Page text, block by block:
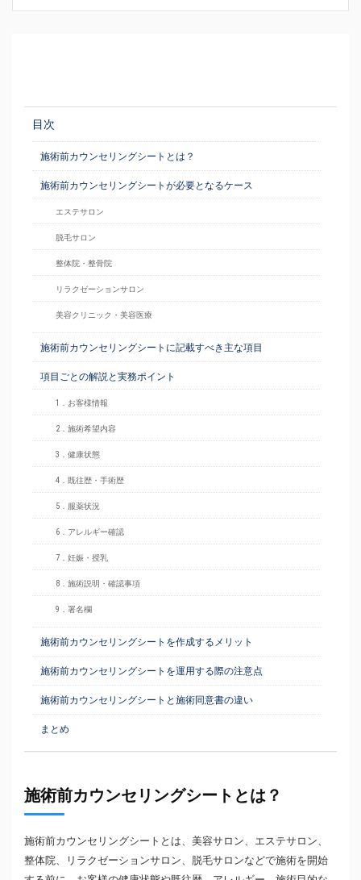
目次
施術前カウンセリングシートとは？
施術前カウンセリングシートが必要となるケース
エステサロン
脱毛サロン
整体院・整骨院
リラクゼーションサロン
美容クリニック・美容医療
施術前カウンセリングシートに記載すべき主な項目
項目ごとの解説と実務ポイント
1．お客様情報
2．施術希望内容
3．健康状態
4．既往歴・手術歴
5．服薬状況
6．アレルギー確認
7．妊娠・授乳
8．施術説明・確認事項
9．署名欄
施術前カウンセリングシートを作成するメリット
施術前カウンセリングシートを運用する際の注意点
施術前カウンセリングシートと施術同意書の違い
まとめ
施術前カウンセリングシートとは？
施術前カウンセリングシートとは、美容サロン、エステサロン、
整体院、リラクゼーションサロン、脱毛サロンなどで施術を開始